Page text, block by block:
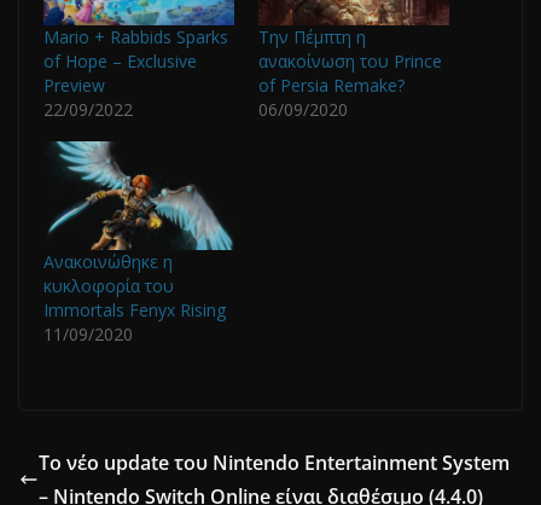
Mario + Rabbids Sparks
of Hope – Exclusive
Preview
22/09/2022
Την Πέμπτη η
ανακοίνωση του Prince
of Persia Remake?
06/09/2020
Ανακοινώθηκε η
κυκλοφορία του
Immortals Fenyx Rising
11/09/2020
Το νέο update του Nintendo Entertainment System
– Nintendo Switch Online είναι διαθέσιμο (4.4.0)